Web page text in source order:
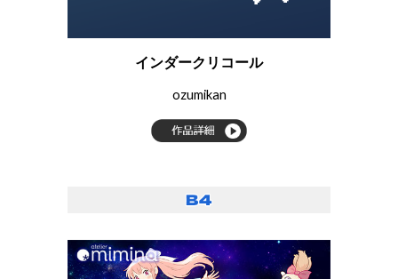
インダークリコール
ozumikan